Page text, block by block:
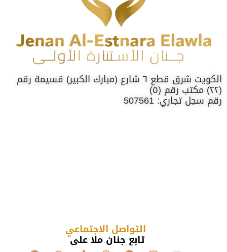
الكويت شرق قطع ٦ شارع (مبارك الكبير) قسيمة رقم
(٢٢) مكتب رقم (٥)
رقم سجل تجاري: 507561
التواصل الاجتماعي
تابع جنان ملا علي